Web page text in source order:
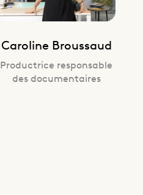
Caroline Broussaud
Productrice responsable
des documentaires